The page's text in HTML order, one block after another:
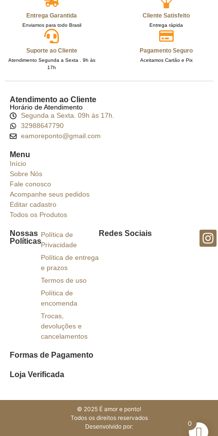
Entrega Garantida
Enviamos para todo Brasil
Cliente Satisfeito
Entrega rápida
Suporte ao Cliente
Atendimento Segunda a Sexta . 9h às
17h
Pagamento Seguro
Aceitamos Cartão e Pix
Atendimento ao Cliente
Horário de Atendimento
Segunda a Sexta. 09h às 17h.
32988647790
eamoreponto@gmail.com
Menu
Início
Sobre Nós
Fale conosco
Acompanhe seus pedidos
Editar cadastro
Todos os Produtos
Nossas
Políticas
Política de
Privacidade
Política de entrega
e prazos
Termos de uso
Política de
encomenda
Trocas,
devoluções e
cancelamentos
Redes Sociais
Formas de Pagamento
Loja Verificada
© 2025 É amor e ponto!
Todos os direitos reservados
Desenvolvido por: 0